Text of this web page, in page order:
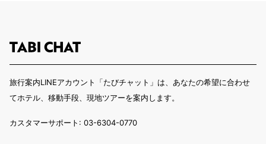
旅行案内LINEアカウント「たびチャット」は、あなたの希望に合わせ
てホテル、移動手段、現地ツアーを案内します。
カスタマーサポート: 03-6304-0770